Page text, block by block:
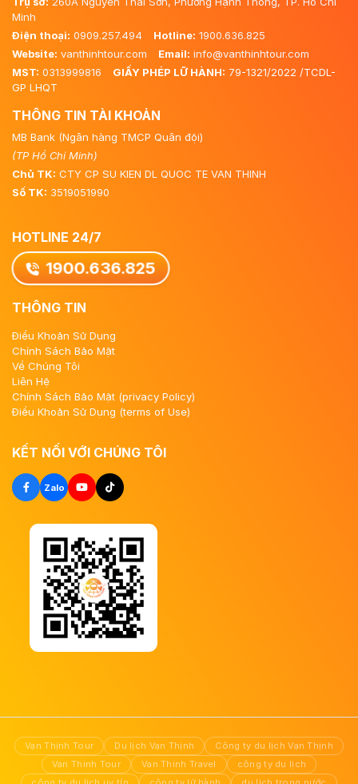
Minh
Điện thoại: 0909.257.494 Hotline: 1900.636.825
Website: vanthinhtour.com Email: info@vanthinhtour.com
MST: 0313999816 GIẤY PHÉP LỮ HÀNH: 79-1321/2022 /TCDL-
GP LHQT
THÔNG TIN TÀI KHOẢN
MB Bank (Ngân hàng TMCP Quân đội)
(TP Hồ Chí Minh)
Chủ TK: CTY CP SU KIEN DL QUOC TE VAN THINH
Số TK: 3519051990
HOTLINE 24/7
1900.636.825
THÔNG TIN
Điều Khoản Sử Dụng
Chính Sách Bảo Mật
Về Chúng Tôi
Liên Hệ
Chính Sách Bảo Mật (privacy Policy)
Điều Khoản Sử Dụng (terms of Use)
KẾT NỐI VỚI CHÚNG TÔI
Zalo
Vạn Thịnh Tour Du lịch Vạn Thịnh
Công ty du lịch Vạn Thịnh
Van Thinh Tour
Van Thinh Travel
công ty du lịch